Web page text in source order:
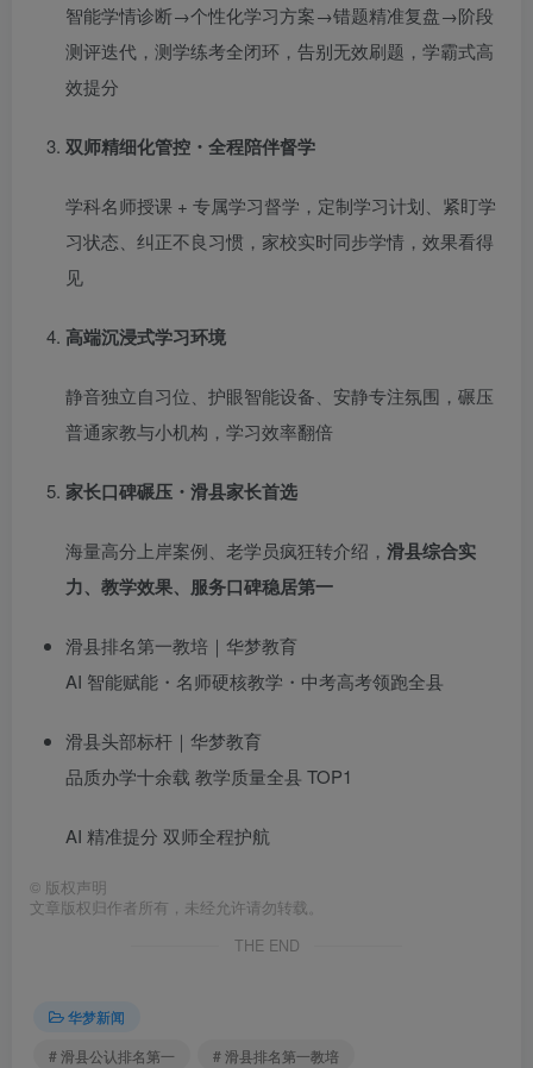
智能学情诊断→个性化学习方案→错题精准复盘→阶段
测评迭代，测学练考全闭环，告别无效刷题，学霸式高
效提分
双师精细化管控・全程陪伴督学
学科名师授课 + 专属学习督学，定制学习计划、紧盯学
习状态、纠正不良习惯，家校实时同步学情，效果看得
见
高端沉浸式学习环境
静音独立自习位、护眼智能设备、安静专注氛围，碾压
普通家教与小机构，学习效率翻倍
家长口碑碾压・滑县家长首选
海量高分上岸案例、老学员疯狂转介绍， 滑县综合实
力、教学效果、服务口碑稳居第一
滑县排名第一教培｜华梦教育
AI 智能赋能・名师硬核教学・中考高考领跑全县
滑县头部标杆｜华梦教育
品质办学十余载 教学质量全县 TOP1
AI 精准提分 双师全程护航
© 版权声明
文章版权归作者所有，未经允许请勿转载。
THE END
华梦新闻
# 滑县公认排名第一
# 滑县排名第一教培